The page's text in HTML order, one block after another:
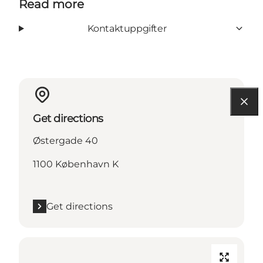
Read more
Kontaktuppgifter
Get directions
Østergade 40
1100 København K
Get directions